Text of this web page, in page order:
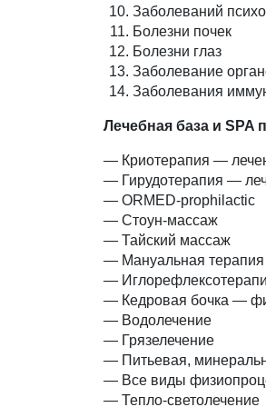
Заболеваний
Болезни почек
Болезни глаз
Заболевание
Заболевания
Лечебная база и SPA
— Криотерапия —
— Гирудотерапия —
— ORMED-prophilactic
— Стоун-массаж
— Тайский массаж
— Мануальная терапия
—
— Кедровая бочка —
— Водолечение
— Грязелечение
— Питьевая,
— Все виды
— Тепло-светолечение